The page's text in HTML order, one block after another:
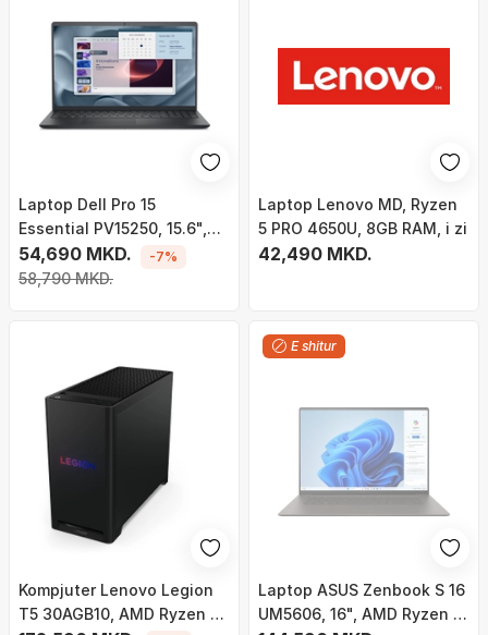
Laptop Dell Pro 15
Essential PV15250, 15.6",
Intel Core i5-1334U, 16GB
RAM, 512GB SSD, Intel UHD
54,690 MKD.
58,790 MKD.
-7%
Laptop Lenovo MD, Ryzen
5 PRO 4650U, 8GB RAM, i zi
42,490 MKD.
Kompjuter Lenovo Legion
T5 30AGB10, AMD Ryzen 7
E shitur
Laptop ASUS Zenbook S 16
UM5606, 16", AMD Ryzen AI